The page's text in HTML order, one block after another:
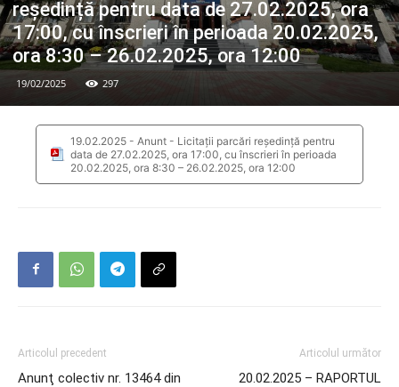
reședință pentru data de 27.02.2025, ora
17:00, cu înscrieri în perioada 20.02.2025,
ora 8:30 – 26.02.2025, ora 12:00
19/02/2025 297
19.02.2025 - Anunt - Licitații parcări reședință pentru
data de 27.02.2025, ora 17:00, cu înscrieri în perioada
20.02.2025, ora 8:30 – 26.02.2025, ora 12:00
Articolul precedent
Anunţ colectiv nr. 13464 din
Articolul următor
20.02.2025 – RAPORTUL